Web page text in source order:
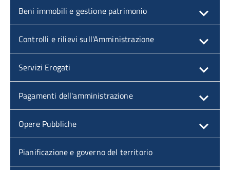
Beni immobili e gestione patrimonio
Controlli e rilievi sull'Amministrazione
Servizi Erogati
Pagamenti dell'amministrazione
Opere Pubbliche
Pianificazione e governo del territorio